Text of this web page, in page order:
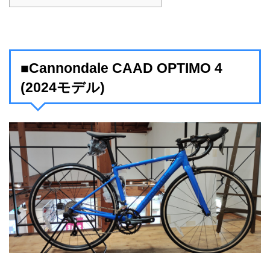
■Cannondale CAAD OPTIMO 4
(2024モデル)